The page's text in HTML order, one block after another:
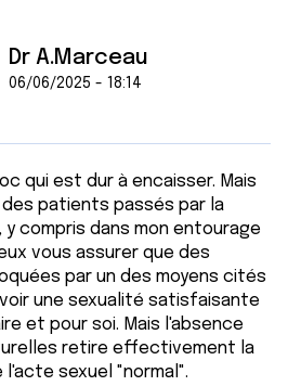
Dr A.Marceau
06/06/2025 - 18:14
qui est dur à encaisser. Mais
patients passés par la
y compris dans mon entourage
vous assurer que des
par un des moyens cités
une sexualité satisfaisante
et pour soi. Mais l'absence
retire effectivement la
sexuel "normal".